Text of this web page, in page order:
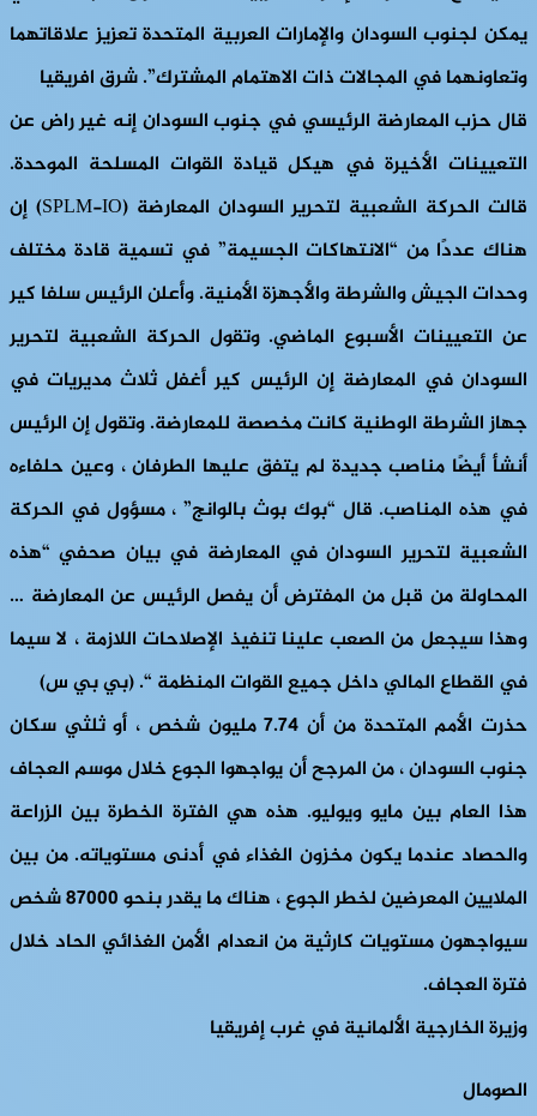
يمكن لجنوب السودان والإمارات العربية المتحدة تعزيز علاقاتهما
وتعاونهما في المجالات ذات الاهتمام المشترك”. شرق افريقيا
قال حزب المعارضة الرئيسي في جنوب السودان إنه غير راض عن
التعيينات الأخيرة في هيكل قيادة القوات المسلحة الموحدة.
قالت الحركة الشعبية لتحرير السودان المعارضة (SPLM-IO) إن
هناك عددًا من “الانتهاكات الجسيمة” في تسمية قادة مختلف
وحدات الجيش والشرطة والأجهزة الأمنية. وأعلن الرئيس سلفا كير
عن التعيينات الأسبوع الماضي. وتقول الحركة الشعبية لتحرير
السودان في المعارضة إن الرئيس كير أغفل ثلاث مديريات في
جهاز الشرطة الوطنية كانت مخصصة للمعارضة. وتقول إن الرئيس
أنشأ أيضًا مناصب جديدة لم يتفق عليها الطرفان ، وعين حلفاءه
في هذه المناصب. قال “بوك بوث بالوانج” ، مسؤول في الحركة
الشعبية لتحرير السودان في المعارضة في بيان صحفي “هذه
المحاولة من قبل من المفترض أن يفصل الرئيس عن المعارضة …
وهذا سيجعل من الصعب علينا تنفيذ الإصلاحات اللازمة ، لا سيما
في القطاع المالي داخل جميع القوات المنظمة “. (بي بي س)
حذرت الأمم المتحدة من أن 7.74 مليون شخص ، أو ثلثي سكان
جنوب السودان ، من المرجح أن يواجهوا الجوع خلال موسم العجاف
هذا العام بين مايو ويوليو. هذه هي الفترة الخطرة بين الزراعة
والحصاد عندما يكون مخزون الغذاء في أدنى مستوياته. من بين
الملايين المعرضين لخطر الجوع ، هناك ما يقدر بنحو 87000 شخص
سيواجهون مستويات كارثية من انعدام الأمن الغذائي الحاد خلال
فترة العجاف.
وزيرة الخارجية الألمانية في غرب إفريقيا
الصومال